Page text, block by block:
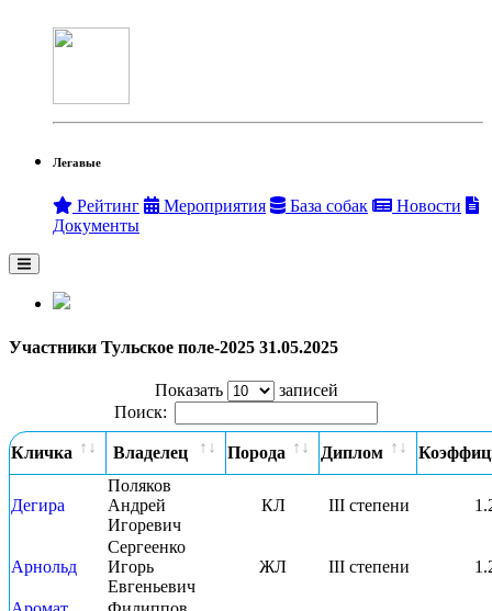
Легавые
Рейтинг Мероприятия База собак
Новости
Документы
Участники Тульское поле-2025 31.05.2025
Показать
записей
Поиск:
Кличка Владелец Порода Диплом
Дегира
Поляков
Андрей
Игоревич
КЛ III степени
Арнольд
Сергеенко
Игорь
Евгеньевич
ЖЛ III степени